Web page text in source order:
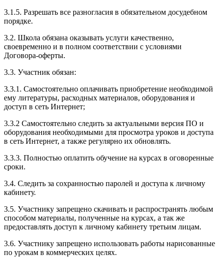
3.1.5. Разрешать все разногласия в обязательном досудебном
порядке.
3.2. Школа обязана оказывать услуги качественно,
своевременно и в полном соответствии с условиями
Договора-оферты.
3.3. Участник обязан:
3.3.1. Cамостоятельно оплачивать приобретение необходимой
ему литературы, расходных материалов, оборудования и
доступ в сеть Интернет;
3.3.2 Самостоятельно следить за актуальными версия ПО и
оборудования необходимыми для просмотра уроков и доступа
в сеть Интернет, а также регулярно их обновлять.
3.3.3. Полностью оплатить обучение на курсах в оговоренные
сроки.
3.4. Следить за сохранностью паролей и доступа к личному
кабинету.
3.5. Участнику запрещено скачивать и распространять любым
способом материалы, полученные на курсах, а так же
предоставлять доступ к личному кабинету третьим лицам.
3.6. Участнику запрещено использовать работы нарисованные
по урокам в коммерческих целях.